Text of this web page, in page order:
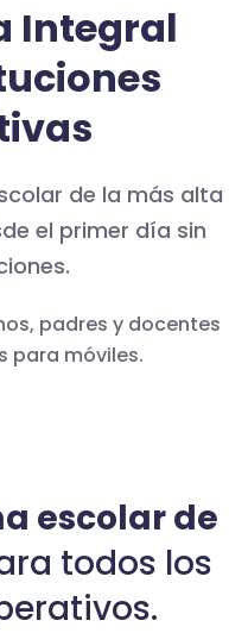
Integral
de la más alta
el primer día sin
padres y docentes
para móviles.
escolar de
todos los